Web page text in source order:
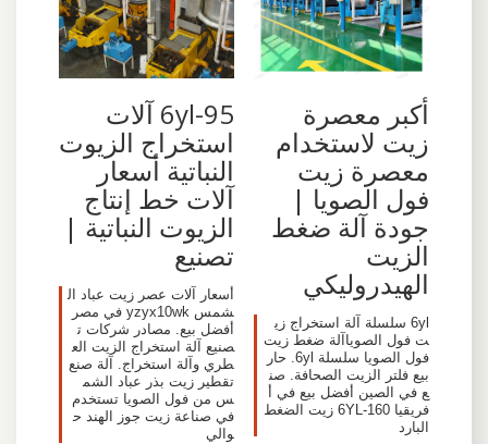
أكبر معصرة
زيت لاستخدام
معصرة زيت
فول الصويا |
جودة آلة ضغط
الزيت
الهيدروليكي
6yl سلسلة آلة استخراج زي
ت فول الصوياآلة ضغط زيت
فول الصويا سلسلة 6yl. حار
بيع فلتر الزيت الصحافة. صن
ع في الصين أفضل بيع في أ
فريقيا 6YL-160 زيت الضغط
البارد
6yl-95 آلات
استخراج الزيوت
النباتية أسعار
آلات خط إنتاج
الزيوت النباتية |
تصنيع
أسعار آلات عصر زيت عباد ال
شمس yzyx10wk في مصر
أفضل بيع. مصادر شركات ت
صنيع آلة استخراج الزيت الع
طري وآلة استخراج. آلة صنع
تقطير زيت بذر عباد الشم
س من فول الصويا تستخدم
في صناعة زيت جوز الهند ح
والي